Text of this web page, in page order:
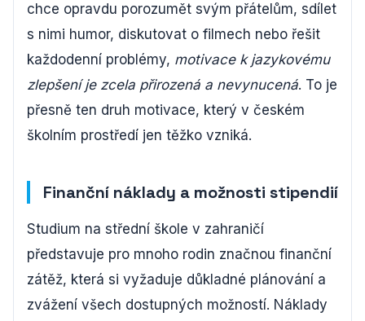
chce opravdu porozumět svým přátelům, sdílet
s nimi humor, diskutovat o filmech nebo řešit
každodenní problémy, motivace k jazykovému
zlepšení je zcela přirozená a nevynucená. To je
přesně ten druh motivace, který v českém
školním prostředí jen těžko vzniká.
Finanční náklady a možnosti stipendií
Studium na střední škole v zahraničí
představuje pro mnoho rodin značnou finanční
zátěž, která si vyžaduje důkladné plánování a
zvážení všech dostupných možností. Náklady